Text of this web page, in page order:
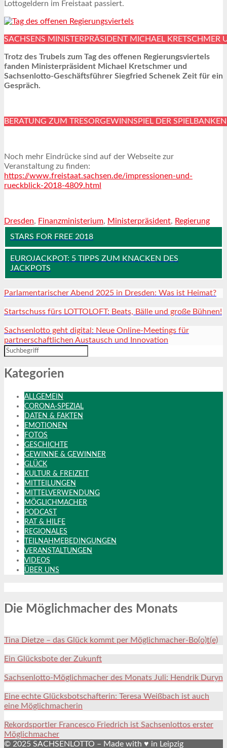
Lottogeldern im Freistaat passiert.
SACHSENS MINISTERPRÄSIDENT MICHAEL KRETSCHMER
Trotz des Trubels zum Tag des offenen Regierungsviertels
fanden Ministerpräsident Michael Kretschmer und
Sachsenlotto-Geschäftsführer Siegfried Schenek Zeit für ein
Gespräch.
BERATUNG ZUM TRESORGEWINNSPIEL DER
Noch mehr Eindrücke sind auf der Webseite zur
Veranstaltung zu finden:
https://www.freistaat.sachsen.de/impressionen-und-
rueckblick-2018-4809.html
Dresden, Finanzministerium, Ministerpräsident, Regierung
STARS FOR FREE 2018
EUROJACKPOT: 5 TIPPS ZUM KNACKEN DES
JACKPOTS
Parlamentarischer Abend 2025 in Dresden: Was ist Heimat?
Startschuss fürs LOTTOLOFT: Beats, Bälle und große Bühnen!
Sachsenlotto geht digital: Neue Online-Meetings für
partnerschaftlichen Austausch und Innovation
Kategorien
ALLGEMEIN
CORONA-SPEZIAL
DATEN & FAKTEN
EMOTIONEN
FOTOS
GESCHICHTE
GEWINNE & GEWINNER
GLÜCK
KULTUR & FREIZEIT
MITTEILUNGEN
MITTELVERWENDUNG
MÖGLICHMACHER
PODCAST
RAT & HILFE
REGIONALES
TEILNAHMEBEDINGUNGEN
VERANSTALTUNGEN
VIDEOS
ÜBER UNS
Die Möglichmacher des Monats
Tina Dietze – das Glück kommt per Möglichmacher-Bo(o)t(e)
Ein Glücksbote der Zukunft
Sachsenlotto-Möglichmacher des Monats Juli: Hendrik Duryn
Eine echte Glücksbotschafterin: Teresa Weißbach ist auch
eine Möglichmacherin
Rekordsportler Francesco Friedrich ist Sachsenlottos erster
Möglichmacher
© 2025 SACHSENLOTTO – Made with ♥ in Leipzig